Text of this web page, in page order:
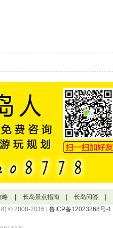
略 长岛景点指南 长岛问答
© 2008-2016 | 鲁ICP备12023268号-1